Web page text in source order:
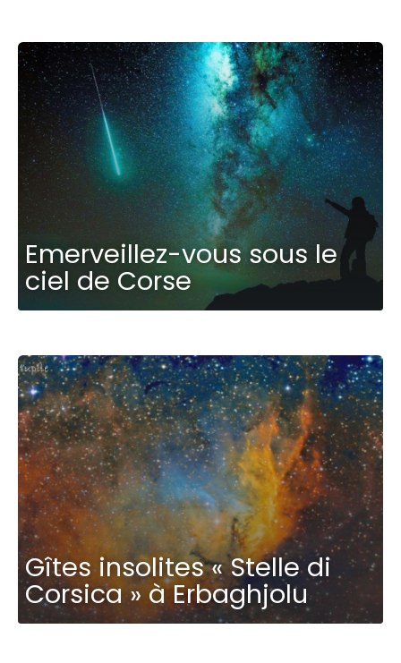
Emerveillez-vous sous le
ciel de Corse
Gîtes insolites « Stelle di
Corsica » à Erbaghjolu